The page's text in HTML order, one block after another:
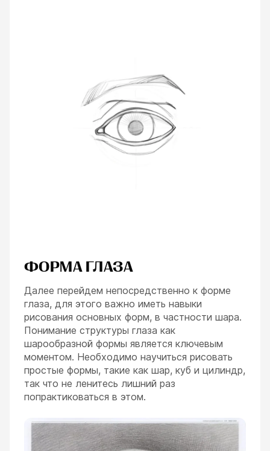
ФОРМА ГЛАЗА
Далее перейдем непосредственно к форме
глаза, для этого важно иметь навыки
рисования основных форм, в частности шара.
Понимание структуры глаза как
шарообразной формы является ключевым
моментом. Необходимо научиться рисовать
простые формы, такие как шар, куб и цилиндр,
так что не ленитесь лишний раз
попрактиковаться в этом.